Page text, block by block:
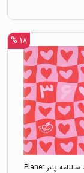
۱۸ %
سر رسید سالنامه پلنر Planer